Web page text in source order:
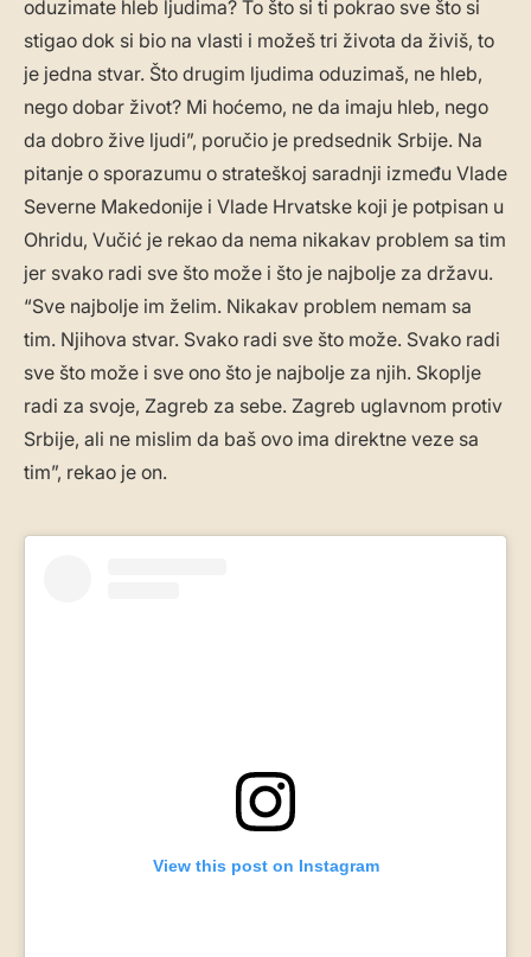
oduzimate hleb ljudima? To što si ti pokrao sve što si
stigao dok si bio na vlasti i možeš tri života da živiš, to
je jedna stvar. Što drugim ljudima oduzimaš, ne hleb,
nego dobar život? Mi hoćemo, ne da imaju hleb, nego
da dobro žive ljudi”, poručio je predsednik Srbije. Na
pitanje o sporazumu o strateškoj saradnji između Vlade
Severne Makedonije i Vlade Hrvatske koji je potpisan u
Ohridu, Vučić je rekao da nema nikakav problem sa tim
jer svako radi sve što može i što je najbolje za državu.
“Sve najbolje im želim. Nikakav problem nemam sa
tim. Njihova stvar. Svako radi sve što može. Svako radi
sve što može i sve ono što je najbolje za njih. Skoplje
radi za svoje, Zagreb za sebe. Zagreb uglavnom protiv
Srbije, ali ne mislim da baš ovo ima direktne veze sa
tim”, rekao je on.
View this post on Instagram